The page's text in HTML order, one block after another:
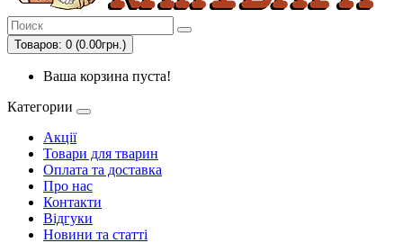
Товаров: 0 (0.00грн.)
Ваша корзина пуста!
Категории
Акції
Товари для тварин
Оплата та доставка
Про нас
Контакти
Відгуки
Новини та статті